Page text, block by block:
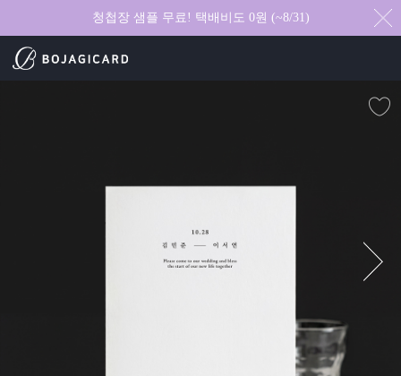
청첩장 샘플 무료! 택배비도 0원 (~8/31)